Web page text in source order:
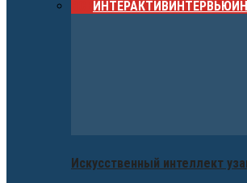
ИНТЕРАКТИВИНТЕРВЬЮ
Искусственный интеллект